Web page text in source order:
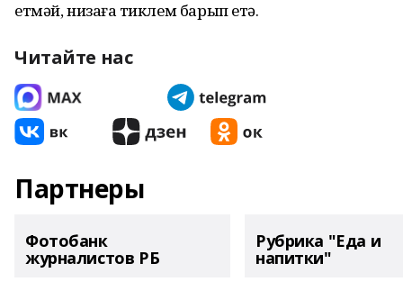
етмәй, низағҡа тиклем барып етә.
Читайте нас
Партнеры
Фотобанк
журналистов РБ
Рубрика "Еда и
напитки"